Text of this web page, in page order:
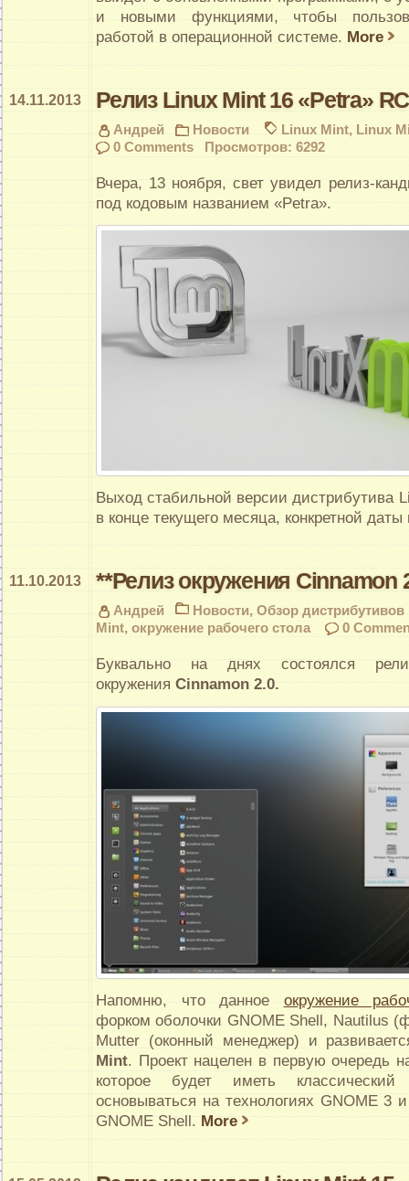
и новыми функциями, чтобы
работой в операционной системе. More
Релиз Linux Mint 16 «Petra» RC
14.11.2013
Андрей
Новости Linux Mint, Linux
0 Comments
Просмотров: 6292
Вчера, 13 ноября, свет увидел релиз-
под кодовым названием «Petra».
Выход стабильной версии дистрибутива
в конце текущего месяца, конкретной
**Релиз окружения Cinnamon
11.10.2013
Андрей
Новости, Обзор дистрибутивов
Mint, окружение рабочего стола 0
Буквально на днях состоялся релиз
окружения Cinnamon 2.0.
Напомню, что данное окружение
форком оболочки GNOME Shell, Nautilus
Mutter (оконный менеджер) и
Mint. Проект нацелен в первую очередь
которое будет иметь
основываться на технологиях GNOME 3
GNOME Shell. More